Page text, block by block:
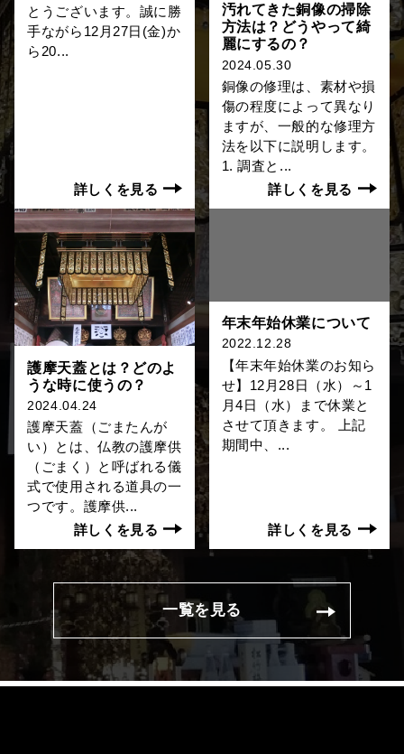
とうございます。誠に勝
手ながら12月27日(金)か
ら20...
詳しくを見る
汚れてきた銅像の掃除
方法は？どうやって綺
麗にするの？
2024.05.30
銅像の修理は、素材や損
傷の程度によって異なり
ますが、一般的な修理方
法を以下に説明します。
1. 調査と...
詳しくを見る
護摩天蓋とは？どのよ
うな時に使うの？
2024.04.24
護摩天蓋（ごまたんが
い）とは、仏教の護摩供
（ごまく）と呼ばれる儀
式で使用される道具の一
つです。護摩供...
詳しくを見る
年末年始休業について
2022.12.28
【年末年始休業のお知ら
せ】12月28日（水）～1
月4日（水）まで休業と
させて頂きます。 上記
期間中、...
詳しくを見る
一覧を見る